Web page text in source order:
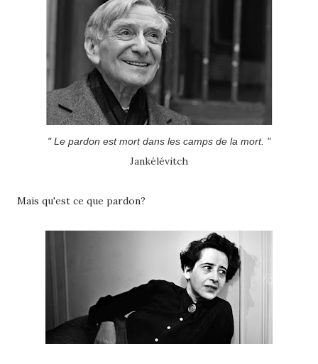
" Le pardon est mort dans les camps de la mort. "
Jankélévitch
Mais qu'est ce que pardon?